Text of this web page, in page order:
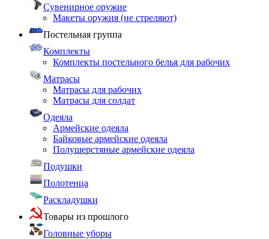
Сувенирное оружие
Макеты оружия (не стреляют)
Постельная группа
Комплекты
Комплекты постельного белья для рабочих
Матрасы
Матрасы для рабочих
Матрасы для солдат
Одеяла
Армейские одеяла
Байковые армейские одеяла
Полушерстяные армейские одеяла
Подушки
Полотенца
Раскладушки
Товары из прошлого
Головные уборы